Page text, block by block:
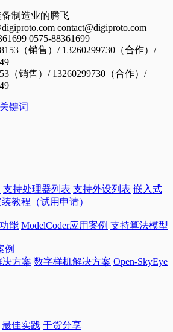
制造业的腾飞
contact@digiproto.com
0575-88361699
（销售）/ 13260299730（合作）/
支持处理器列表 支持外设列表 嵌入式
教程（试用申请）
能 ModelCoder应用案例 支持算法模型
例
决方案 数字样机解决方案 Open-SkyEye
最佳实践 干货分享